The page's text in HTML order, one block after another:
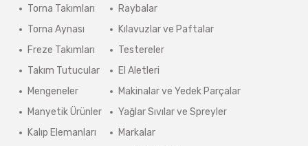
Torna Takımları
Torna Aynası
Freze Takımları
Takım Tutucular
Mengeneler
Manyetik Ürünler
Kalıp Elemanları
Raybalar
Kılavuzlar ve Paftalar
Testereler
El Aletleri
Makinalar ve Yedek Parçalar
Yağlar Sıvılar ve Spreyler
Markalar